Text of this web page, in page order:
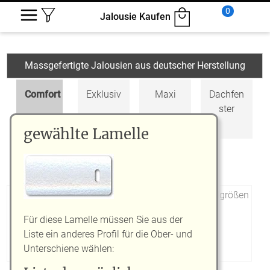
Jalousie Kaufen
0
Massgefertigte Jalousien aus deutscher Herstellung
Comfort Exklusiv Maxi
Dachfen
ster
usien
Jalousien inhandelsüblichen Standardgrößen
gewählte Lamelle
Für diese Lamelle müssen Sie aus der
Liste ein anderes Profil für die Ober- und
Unterschiene wählen: